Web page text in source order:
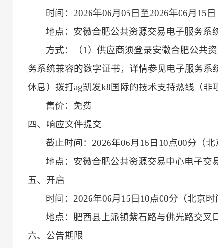
时间：2026年06月05日至2026年06月15
地点：安徽合肥公共资源交易电子服务系
方式：（1）供应商须登录安徽合肥公共
务系统兼容的数字证书，详情参见电子服务
休息）拨打ag凯发k8国际的技术支持热线（非
售价：免费
四、响应文件提交
截止时间：2026年06月16日10点00分（
地点：安徽合肥公共资源交易中心电子交
五、开启
时间：2026年06月16日10点00分（北京时
地点：肥西县上派镇紫石路与佛光路交叉
六、公告期限